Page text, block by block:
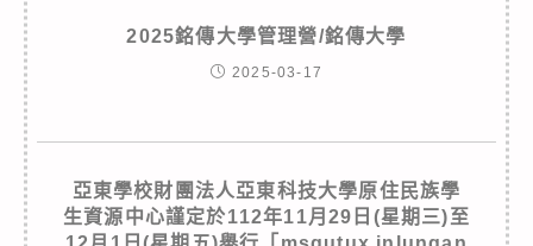
2025銘傳大學管理營/銘傳大學
2025-03-17
亞東學校財團法人亞東科技大學原住民族學
生資源中心謹定於112年11月29日(星期三)至